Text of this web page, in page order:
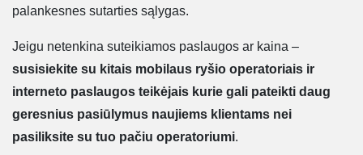
palankesnes sutarties sąlygas.
Jeigu netenkina suteikiamos paslaugos ar kaina –
susisiekite su kitais mobilaus ryšio operatoriais ir
interneto paslaugos teikėjais kurie gali pateikti daug
geresnius pasiūlymus naujiems klientams nei
pasiliksite su tuo pačiu operatoriumi.